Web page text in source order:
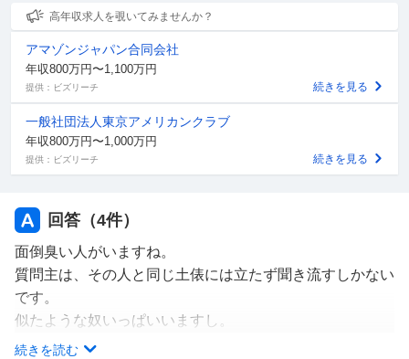
勉強不足やんなど平気で言ってきます。
俺は准看持ってるけど、持ってないもんねなど。
そういうこと言われて正直、イライラします。
仕事内容は、やってること一切変わりありません。
師長さんに相談しようかどうか迷ってます。
相談したところでなのかもしれませんが。
その子のチクチクがほんとに嫌でたまりません。
どうすればいいと思いますか？
ご意見ください
高年収求人を覗いてみませんか？
アマゾンジャパン合同会社
年収800万円〜1,100万円
提供：ビズリーチ 続きを見る
一般社団法人東京アメリカンクラブ
年収800万円〜1,000万円
提供：ビズリーチ 続きを見る
回答（4件）
面倒臭い人がいますね。
質問主は、その人と同じ土俵には立たず聞き流すしかない
です。
似たような奴いっぱいいますし。
皆んなで談笑してる時とかに話題に出してみては。本人い
続きを読む